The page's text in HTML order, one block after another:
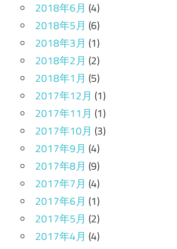
2018年6月 (4)
2018年5月 (6)
2018年3月 (1)
2018年2月 (2)
2018年1月 (5)
2017年12月 (1)
2017年11月 (1)
2017年10月 (3)
2017年9月 (4)
2017年8月 (9)
2017年7月 (4)
2017年6月 (1)
2017年5月 (2)
2017年4月 (4)